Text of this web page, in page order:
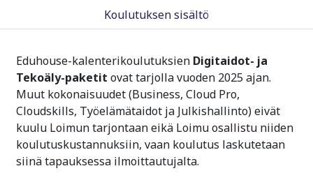
Koulutuksen sisältö
Eduhouse-kalenterikoulutuksien Digitaidot- ja
Tekoäly-paketit ovat tarjolla vuoden 2025 ajan.
Muut kokonaisuudet (Business, Cloud Pro,
Cloudskills, Työelämätaidot ja Julkishallinto) eivät
kuulu Loimun tarjontaan eikä Loimu osallistu niiden
koulutuskustannuksiin, vaan koulutus laskutetaan
siinä tapauksessa ilmoittautujalta.